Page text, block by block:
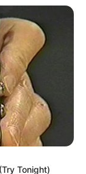
Tonight)